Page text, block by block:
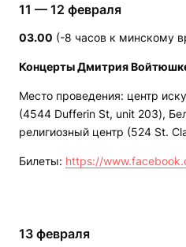
11 — 12 февраля
03.00 (-8 часов к минскому
Концерты Дмитрия
Место проведения: центр
(4544 Dufferin St, unit 203),
религиозный центр (524 St.
Билеты: https://
13 февраля